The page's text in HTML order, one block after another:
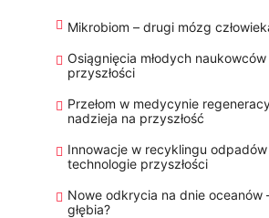
Mikrobiom – drugi mózg
Osiągnięcia młodych
przyszłości
Przełom w medycynie
nadzieja na przyszłość
Innowacje w recyklingu odpadów
technologie przyszłości
Nowe odkrycia na dnie oceanów
głębia?